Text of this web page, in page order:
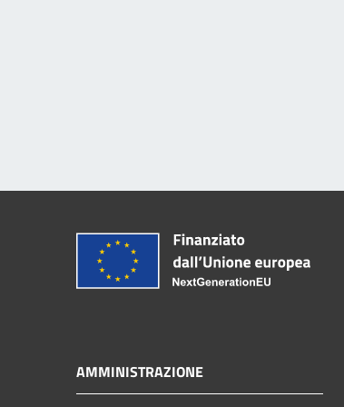
AMMINISTRAZIONE